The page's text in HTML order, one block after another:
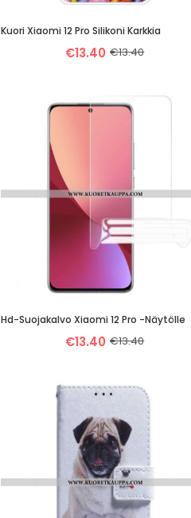
Kuori Xiaomi 12 Pro Silikoni Karkkia
€13.40 €13.40
Hd-Suojakalvo Xiaomi 12 Pro -Näytölle
€13.40 €13.40